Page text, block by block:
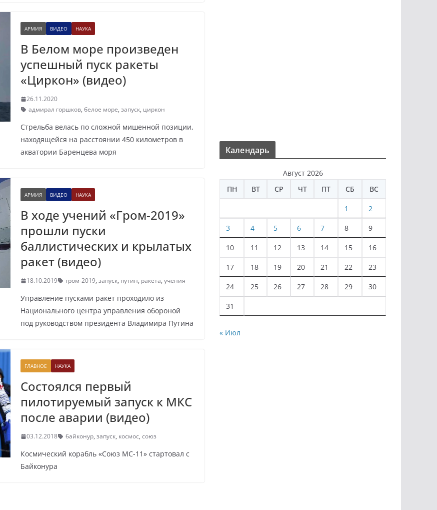
АРМИЯ ВИДЕО НАУКА
В Белом море произведен
успешный пуск ракеты
«Циркон» (видео)
26.11.2020
адмирал горшков, белое море, запуск, циркон
Стрельба велась по сложной мишенной позиции,
находящейся на расстоянии 450 километров в
акватории Баренцева моря
АРМИЯ ВИДЕО НАУКА
В ходе учений «Гром-2019»
прошли пуски
баллистических и крылатых
ракет (видео)
18.10.2019 гром-2019, запуск, путин, ракета, учения
Управление пусками ракет проходило из
Национального центра управления обороной
под руководством президента Владимира Путина
ГЛАВНОЕ НАУКА
Состоялся первый
пилотируемый запуск к МКС
после аварии (видео)
03.12.2018 байконур, запуск, космос, союз
Космический корабль «Союз МС-11» стартовал с
Байконура
Календарь
Август 2026
ПН
ВТ СР ЧТ ПТ СБ ВС
1 2
3 4 5 6 7 8 9
10 11 12 13 14 15 16
17 18 19 20 21 22 23
24 25 26 27 28 29 30
31
« Июл